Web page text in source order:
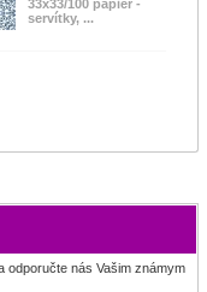
33x33/100 papier -
servítky, ...
odporučte nás Vašim známym